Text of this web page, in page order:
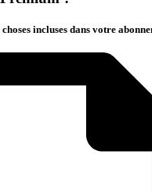
incluses dans votre